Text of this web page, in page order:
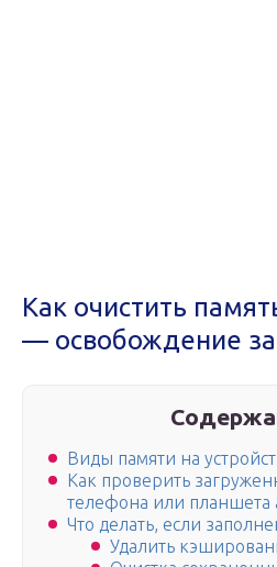
Как очистить
— освобождение
Виды памяти на
Как проверить
телефона или планшета
Что делать, если
Удалить